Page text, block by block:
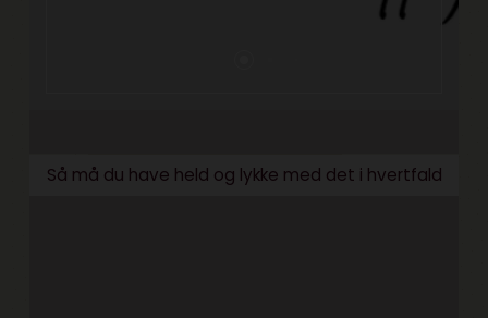
Så må du have held og lykke med det i hvertfald